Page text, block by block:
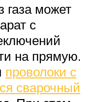
газа может
с
на прямую.
проволоки с
сварочный